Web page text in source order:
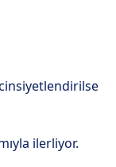
ilerliyor.